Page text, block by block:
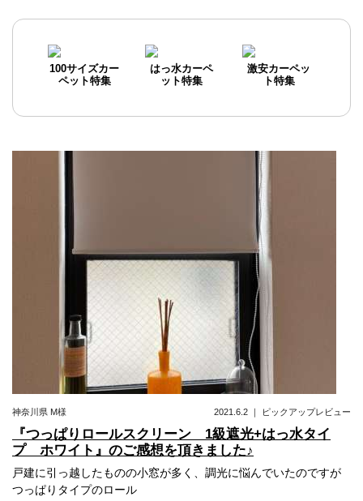
100サイズカー
ペット特集
はっ水カーペ
ット特集
激安カーペッ
ト特集
神奈川県 M様 2021.6.2 ｜ ピックアップレビュー
『つっぱりロールスクリーン 1級遮光+はっ水タイ
プ ホワイト』のご感想を頂きました♪
戸建に引っ越したものの小窓が多く、調光に悩んでいたのですが
つっぱりタイプのロール